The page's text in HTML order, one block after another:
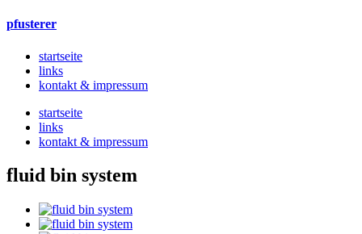
pfusterer
startseite
links
kontakt & impressum
startseite
links
kontakt & impressum
fluid bin system